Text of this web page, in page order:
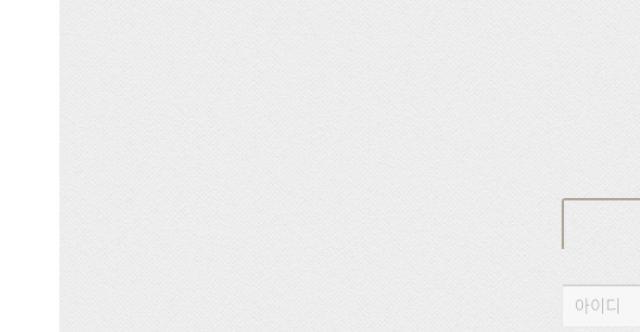
회아